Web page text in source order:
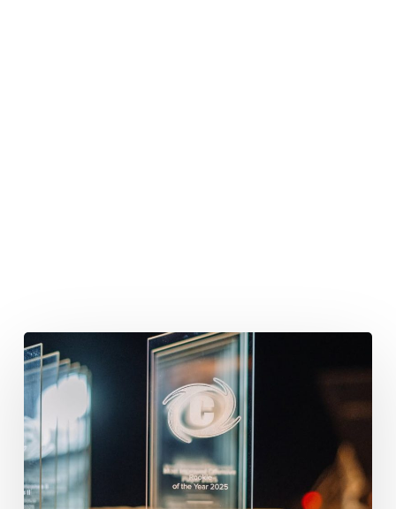
Kiel
Baltic
Hurricanes
vergeben
die
„Honors
2025“